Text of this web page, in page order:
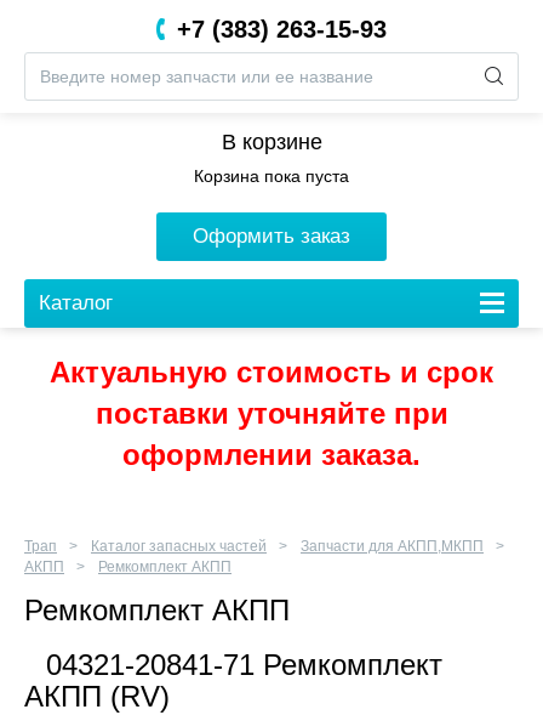
8 (800) 201-05-06
+7 (383) 263-15-93
В корзине
Корзина пока пуста
Оформить заказ
Каталог
Актуальную стоимость и срок
поставки уточняйте при
оформлении заказа.
Трап Каталог запасных частей
Запчасти для АКПП,МКПП
АКПП
Ремкомплект АКПП
Ремкомплект АКПП
04321-20841-71 Ремкомплект
АКПП (RV)